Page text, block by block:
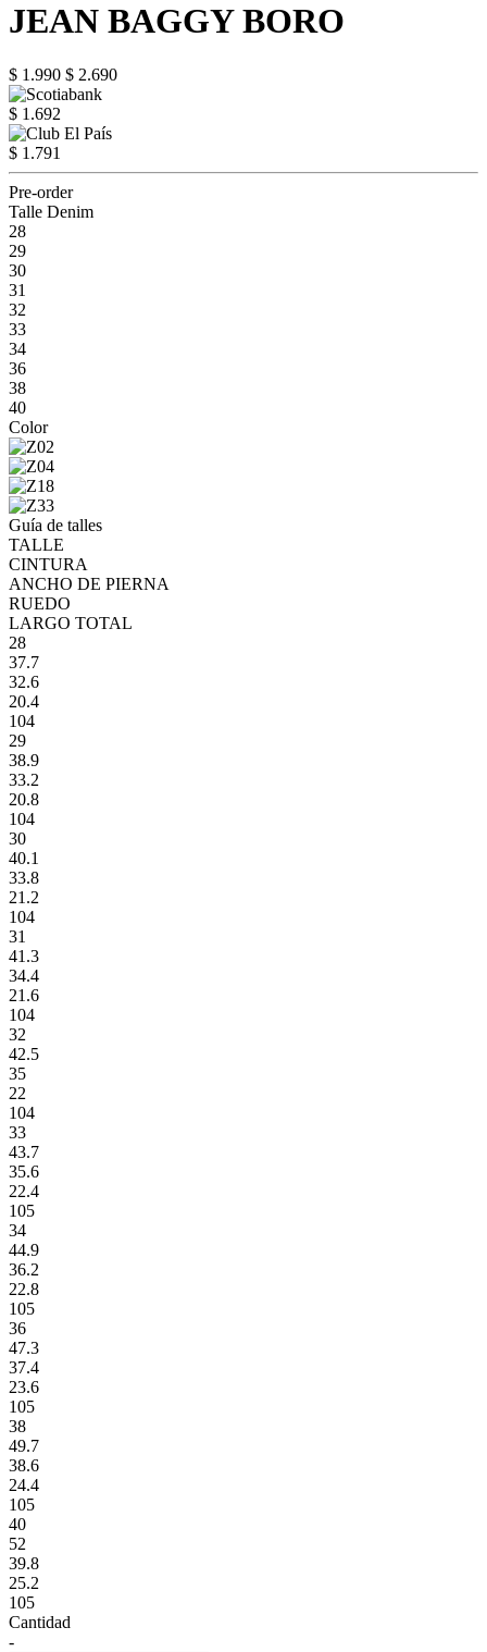
JEAN BAGGY BORO
$ 1.990 $ 2.690
$ 1.692
$ 1.791
Pre-order
Talle Denim
28
29
30
31
32
33
34
36
38
40
Color
Guía de talles
TALLE
CINTURA
ANCHO DE PIERNA
RUEDO
LARGO TOTAL
28
37.7
32.6
20.4
104
29
38.9
33.2
20.8
104
30
40.1
33.8
21.2
104
31
41.3
34.4
21.6
104
32
42.5
35
22
104
33
43.7
35.6
22.4
105
34
44.9
36.2
22.8
105
36
47.3
37.4
23.6
105
38
49.7
38.6
24.4
105
40
52
39.8
25.2
105
Cantidad
-